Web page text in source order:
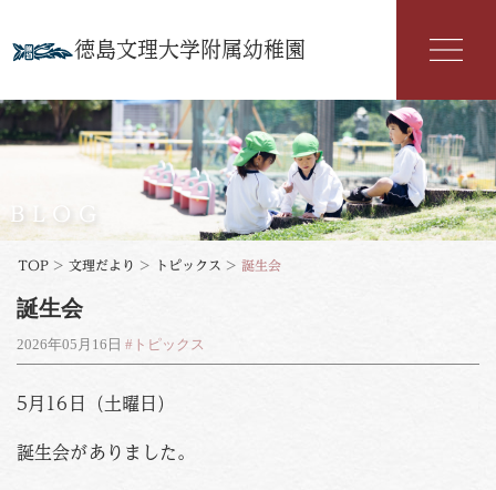
徳島文理大学附属幼稚園
幼稚園紹介
入園案内
よくある質問
BLOG
TOP > 文理だより > トピックス > 誕生会
誕生会
2026年05月16日 #トピックス
5月16日（土曜日）
誕生会がありました。